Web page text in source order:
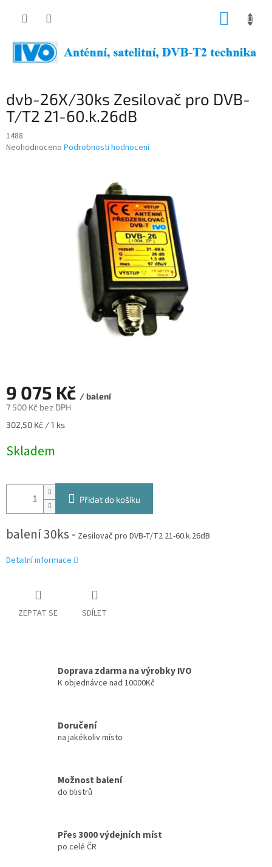
dvb-26X/30ks Zesilovač pro DVB-
T/T2 21-60.k.26dB
1488
Průměrné
Neohodnoceno Podrobnosti hodnocení
9 075 Kč / balení
7 500 Kč bez DPH
Měrná
302,50 Kč / 1 ks
Skladem
Přidat do košíku
balení 30ks - Zesilovač pro DVB-T/T2 21-60.k.26dB
Detailní informace
ZEPTAT SE SDÍLET
Doprava zdarma na výrobky IVO
K objednávce nad 10000Kč
Doručení
na jakékoliv místo
Možnost balení
do blistrů
Přes 3000 výdejních míst
po celé ČR